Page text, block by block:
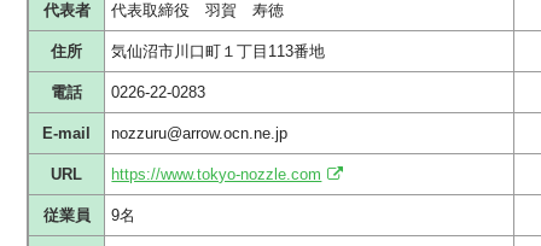
代表者 代表取締役 羽賀 寿徳
住所 気仙沼市川口町１丁目113番地
電話 0226-22-0283
E-mail nozzuru@arrow.ocn.ne.jp
URL https://www.tokyo-nozzle.com
従業員 9名